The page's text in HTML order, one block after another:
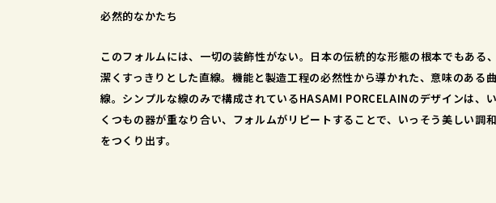
必然的なかたち
このフォルムには、一切の装飾性がない。日本の伝統的な形態の根本でもある、
潔くすっきりとした直線。機能と製造工程の必然性から導かれた、意味のある曲
線。シンプルな線のみで構成されているHASAMI PORCELAINのデザインは、い
くつもの器が重なり合い、フォルムがリピートすることで、いっそう美しい調和
をつくり出す。